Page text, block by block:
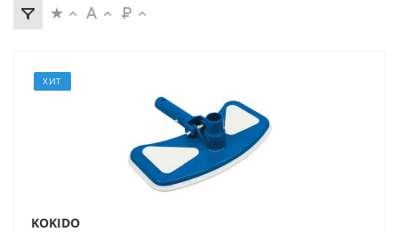
ХИТ
KOKIDO